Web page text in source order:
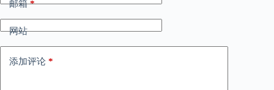
邮箱*
网站
添加评论 *